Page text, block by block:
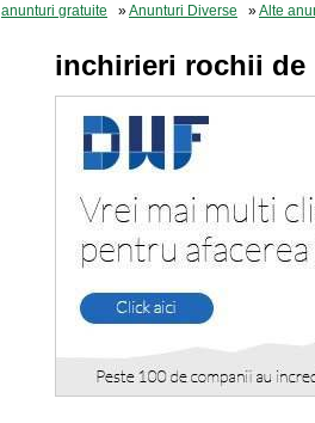
anunturi gratuite »Anunturi Diverse »Alte
inchirieri rochii de